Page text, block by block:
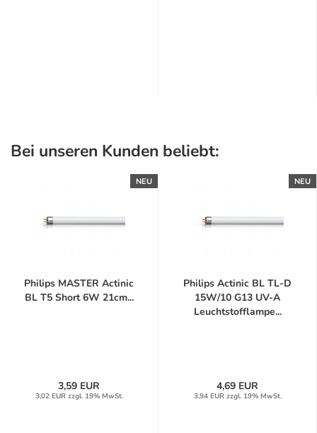
Bei unseren Kunden beliebt:
NEU
Philips MASTER Actinic
BL T5 Short 6W 21cm...
3,59 EUR
3,02 EUR zzgl. 19% MwSt.
NEU
Philips Actinic BL TL-D
15W/10 G13 UV-A
Leuchtstofflampe...
4,69 EUR
3,94 EUR zzgl. 19% MwSt.